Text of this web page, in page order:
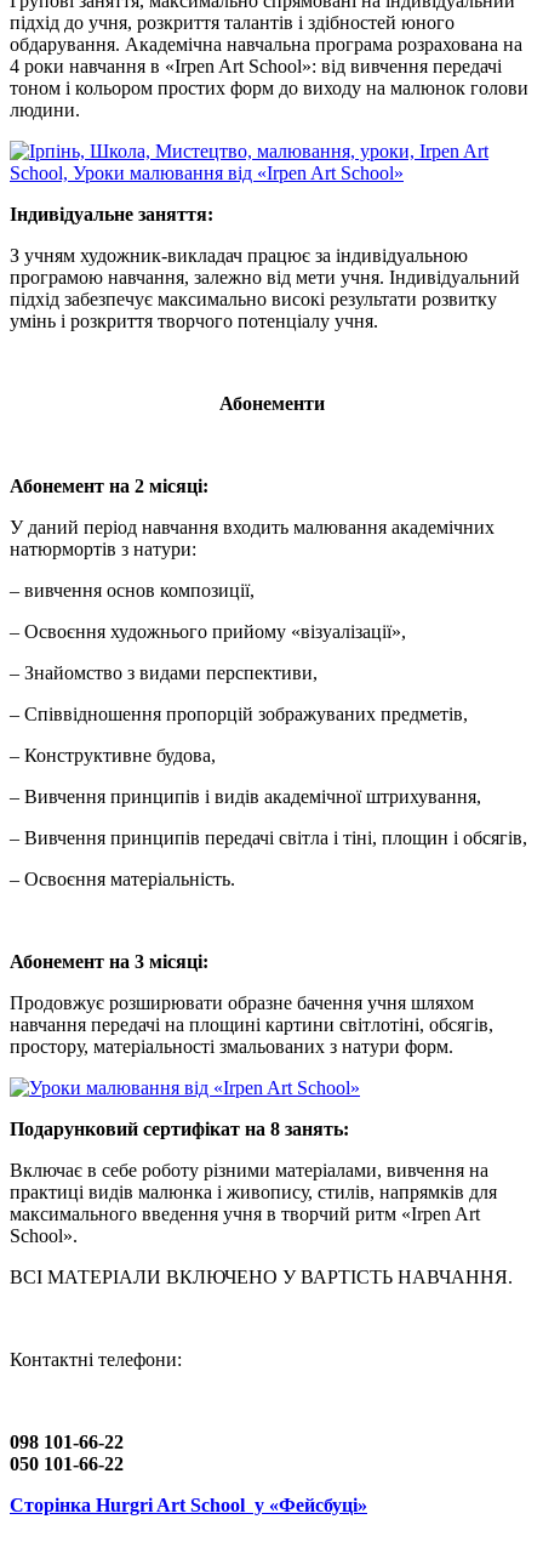
підхід до учня, розкриття талантів і здібностей юного
обдарування. Академічна навчальна програма розрахована на
4 роки навчання в «Irpen Art School»: від вивчення передачі
тоном і кольором простих форм до виходу на малюнок голови
людини.
Індивідуальне заняття:
З учням художник-викладач працює за індивідуальною
програмою навчання, залежно від мети учня. Індивідуальний
підхід забезпечує максимально високі результати розвитку
умінь і розкриття творчого потенціалу учня.
Абонементи
Абонемент на 2 місяці:
У даний період навчання входить малювання академічних
натюрмортів з натури:
– вивчення основ композиції,
– Освоєння художнього прийому «візуалізації»,
– Знайомство з видами перспективи,
– Співвідношення пропорцій зображуваних предметів,
– Конструктивне будова,
– Вивчення принципів і видів академічної штрихування,
– Вивчення принципів передачі світла і тіні, площин і обсягів,
– Освоєння матеріальність.
Абонемент на 3 місяці:
Продовжує розширювати образне бачення учня шляхом
навчання передачі на площині картини світлотіні, обсягів,
простору, матеріальності змальованих з натури форм.
Подарунковий сертифікат на 8 занять:
Включає в себе роботу різними матеріалами, вивчення на
практиці видів малюнка і живопису, стилів, напрямків для
максимального введення учня в творчий ритм «Irpen Art
School».
ВСІ МАТЕРІАЛИ ВКЛЮЧЕНО У ВАРТІСТЬ НАВЧАННЯ.
Контактні телефони:
098 101-66-22
050 101-66-22
Сторінка Hurgri Art School у «Фейсбуці»